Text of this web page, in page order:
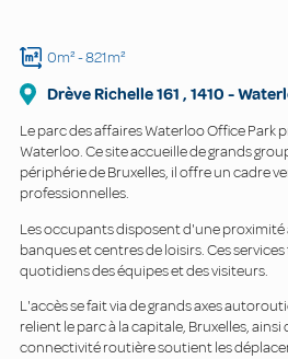
0m²- 821m²
Drève Richelle161 , 1410 -
Le parc des affaires Waterloo Office Park
Waterloo. Ce site accueille de grands
périphérie de Bruxelles, il offre un cadre
professionnelles.
Les occupants disposent d'une proximité
banques et centres de loisirs. Ces
quotidiens des équipes et des visiteurs.
L'accès se fait via de grands axes
relient le parc à la capitale, Bruxelles,
connectivité routière soutient les